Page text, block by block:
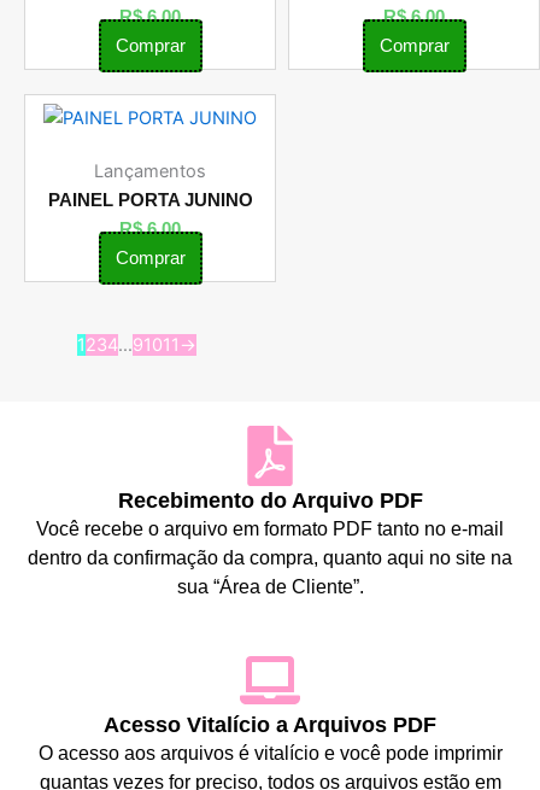
R$6,00
Comprar
R$6,00
Comprar
Lançamentos
PAINEL PORTA JUNINO
R$6,00
Comprar
1234…91011 →
Recebimento do Arquivo PDF
Você recebe o arquivo em formato PDF tanto no e-mail
dentro da confirmação da compra, quanto aqui no site na
sua “Área de Cliente”.
Acesso Vitalício a Arquivos PDF
O acesso aos arquivos é vitalício e você pode imprimir
quantas vezes for preciso, todos os arquivos estão em